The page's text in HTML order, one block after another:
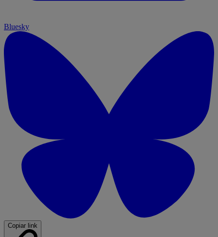
Bluesky
Copiar link